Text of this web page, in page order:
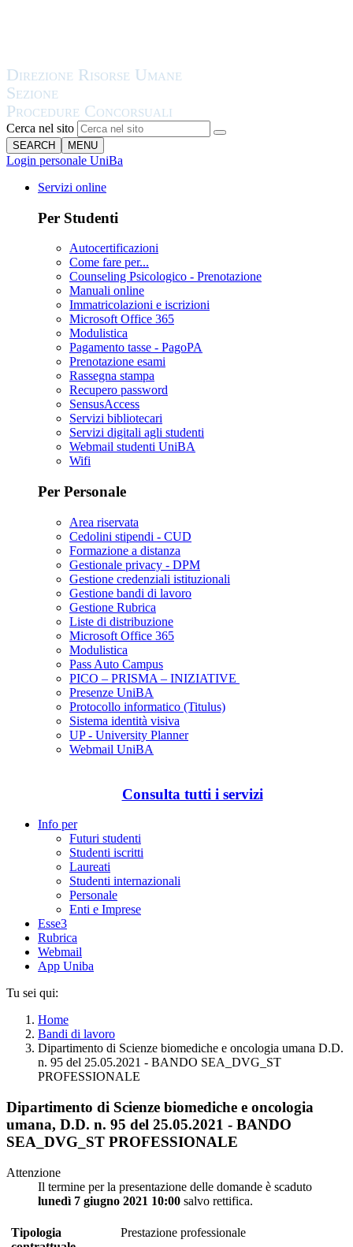
Cerca nel sito
SEARCH MENU
Login personale UniBa
Servizi online
Per Studenti
Autocertificazioni
Come fare per...
Counseling Psicologico - Prenotazione
Manuali online
Immatricolazioni e iscrizioni
Microsoft Office 365
Modulistica
Pagamento tasse - PagoPA
Prenotazione esami
Rassegna stampa
Recupero password
SensusAccess
Servizi bibliotecari
Servizi digitali agli studenti
Webmail studenti UniBA
Wifi
Per Personale
Area riservata
Cedolini stipendi - CUD
Formazione a distanza
Gestionale privacy - DPM
Gestione credenziali istituzionali
Gestione bandi di lavoro
Gestione Rubrica
Liste di distribuzione
Microsoft Office 365
Modulistica
Pass Auto Campus
PICO – PRISMA – INIZIATIVE
Presenze UniBA
Protocollo informatico (Titulus)
Sistema identità visiva
UP - University Planner
Webmail UniBA
Consulta tutti i servizi
Info per
Futuri studenti
Studenti iscritti
Laureati
Studenti internazionali
Personale
Enti e Imprese
Esse3
Rubrica
Webmail
App Uniba
Tu sei qui:
Home
Bandi di lavoro
Dipartimento di Scienze biomediche e oncologia umana D.D.
n. 95 del 25.05.2021 - BANDO SEA_DVG_ST
PROFESSIONALE
Dipartimento di Scienze biomediche e oncologia
umana, D.D. n. 95 del 25.05.2021 - BANDO
SEA_DVG_ST PROFESSIONALE
Attenzione
Il termine per la presentazione delle domande è scaduto
lunedì 7 giugno 2021 10:00 salvo rettifica.
Tipologia
Prestazione professionale